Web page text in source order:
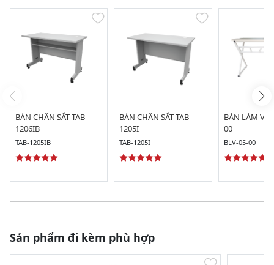
BÀN CHÂN SẮT TAB-
1206IB
TAB-1205IB
BÀN CHÂN SẮT TAB-
1205I
TAB-1205I
BÀN LÀM
00
BLV-05-00
Sản phẩm đi kèm phù hợp